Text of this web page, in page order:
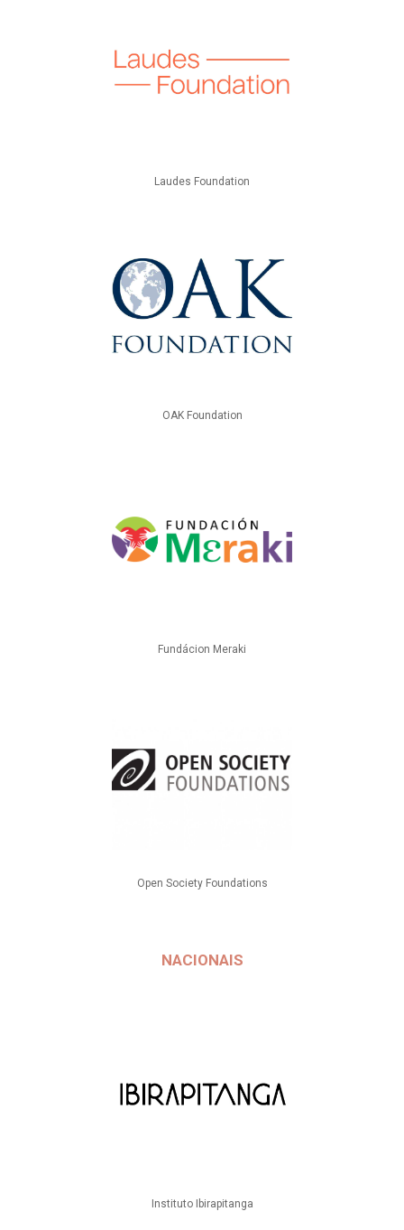
Laudes Foundation
OAK Foundation
Fundácion Meraki
Open Society Foundations
NACIONAIS
Instituto Ibirapitanga